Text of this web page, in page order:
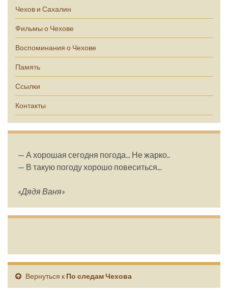
Чехов и Сахалин
Фильмы о Чехове
Воспоминания о Чехове
Память
Ссылки
Контакты
— А хорошая сегодня погода... Не жарко..
— В такую погоду хорошо повеситься...
«Дядя Ваня»
Вернуться к По следам Чехова